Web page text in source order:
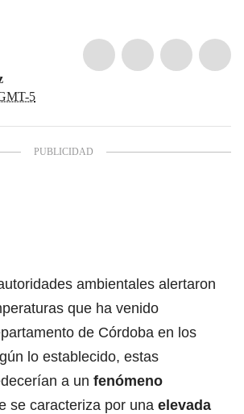
5
ambientales alertaron
que ha venido
de Córdoba en los
lo establecido, estas
a un fenómeno
se caracteriza por una elevada